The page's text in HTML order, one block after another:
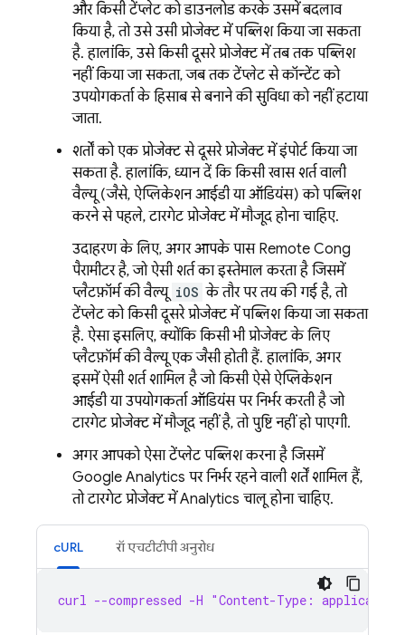
और किसी टेंप्लेट को डाउनलोड करके उसमें बदलाव
किया है, तो उसे उसी प्रोजेक्ट में पब्लिश किया जा सकता
है. हालांकि, उसे किसी दूसरे प्रोजेक्ट में तब तक पब्लिश
नहीं किया जा सकता, जब तक टेंप्लेट से कॉन्टेंट को
उपयोगकर्ता के हिसाब से बनाने की सुविधा को नहीं हटाया
जाता.
शर्तों को एक प्रोजेक्ट से दूसरे प्रोजेक्ट में इंपोर्ट किया जा
सकता है. हालांकि, ध्यान दें कि किसी खास शर्त वाली
वैल्यू (जैसे, ऐप्लिकेशन आईडी या ऑडियंस) को पब्लिश
करने से पहले, टारगेट प्रोजेक्ट में मौजूद होना चाहिए.
उदाहरण के लिए, अगर आपके पास Remote Config
पैरामीटर है, जो ऐसी शर्त का इस्तेमाल करता है जिसमें
प्लैटफ़ॉर्म की वैल्यू iOS के तौर पर तय की गई है, तो
टेंप्लेट को किसी दूसरे प्रोजेक्ट में पब्लिश किया जा सकता
है. ऐसा इसलिए, क्योंकि किसी भी प्रोजेक्ट के लिए
प्लैटफ़ॉर्म की वैल्यू एक जैसी होती हैं. हालांकि, अगर
इसमें ऐसी शर्त शामिल है जो किसी ऐसे ऐप्लिकेशन
आईडी या उपयोगकर्ता ऑडियंस पर निर्भर करती है जो
टारगेट प्रोजेक्ट में मौजूद नहीं है, तो पुष्टि नहीं हो पाएगी.
अगर आपको ऐसा टेंप्लेट पब्लिश करना है जिसमें
Google Analytics पर निर्भर रहने वाली शर्तें शामिल हैं,
तो टारगेट प्रोजेक्ट मेंAnalytics चालू होना चाहिए.
cURL रॉ एचटीटीपी अनुरोध
curl --compressed -H "Content-Type: